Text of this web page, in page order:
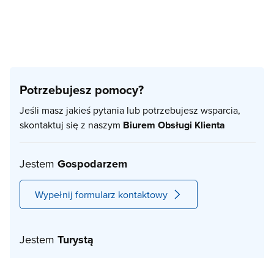
Potrzebujesz pomocy?
Jeśli masz jakieś pytania lub potrzebujesz wsparcia,
skontaktuj się z naszym Biurem Obsługi Klienta
Jestem Gospodarzem
Wypełnij formularz kontaktowy
Jestem Turystą